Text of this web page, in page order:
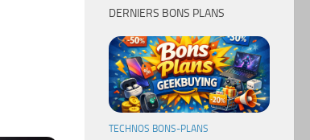
DERNIERS BONS PLANS
TECHNOS BONS-PLANS